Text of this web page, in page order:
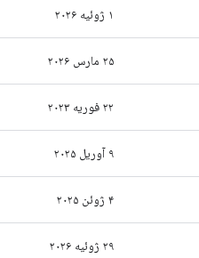
۱ ژوئیه ۲۰۲۶
۲۵ مارس ۲۰۲۶
۲۲ فوریه ۲۰۲۳
۹ آوریل ۲۰۲۵
۴ ژوئن ۲۰۲۵
۲۹ ژوئیه ۲۰۲۶